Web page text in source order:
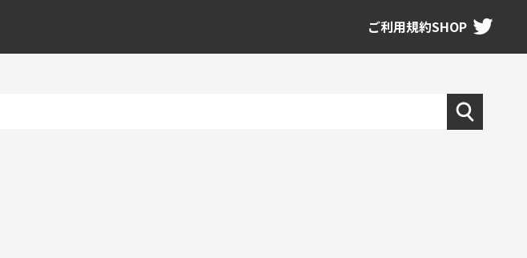
ご利用規約SHOP